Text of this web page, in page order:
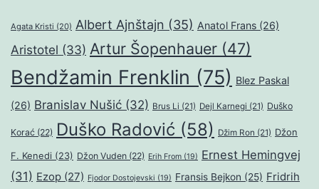
Agata Kristi (20) Albert Ajnštajn (35) Anatol Frans (26)
Aristotel (33) Artur Šopenhauer (47)
Bendžamin Frenklin (75) Blez Paskal
(26) Branislav Nušić (32) Brus Li (21) Dejl Karnegi (21) Duško
Korać (22) Duško Radović (58) Džim Ron (21) Džon
F. Kenedi (23) Džon Vuden (22) Erih From (19) Ernest Hemingvej
(31) Ezop (27) Fjodor Dostojevski (19) Fransis Bejkon (25) Fridrih